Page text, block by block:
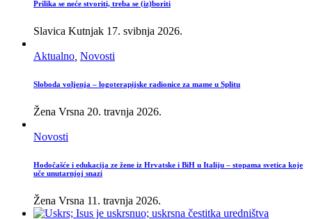
Prilika se neće stvoriti, treba se (iz)boriti
Slavica Kutnjak 17. svibnja 2026.
Aktualno Novosti
Sloboda voljenja – logoterapijske radionice za mame u Splitu
Žena Vrsna 20. travnja 2026.
Novosti
Hodočašće i edukacija ze žene iz Hrvatske i BiH u Italiju – stopama svetica koje
uče unutarnjoj snazi
Žena Vrsna 11. travnja 2026.